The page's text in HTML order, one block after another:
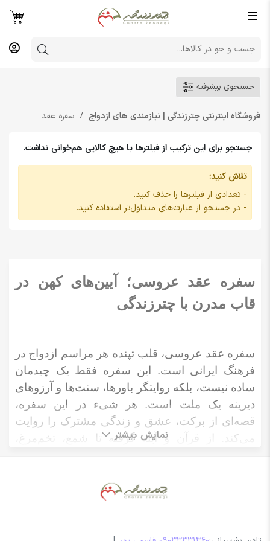
جستجوی پیشرفته
فروشگاه اینترنتی چترزندگی | نیازمندی های ازدواج سفره عقد
جستجو برای این ترکیب از فیلترها با هیچ کالایی هم‌خوانی نداشت.
تلاش کنید:
- تعدادی از فیلترها را حذف کنید.
- در جستجو از عبارت‌های متداول‌تر استفاده کنید.
سفره عقد عروسی؛ آیین‌های کهن در
قاب مدرن با چترزندگی
سفره عقد عروسی، قلب تپنده هر مراسم ازدواج در
فرهنگ ایرانی است. این سفره فقط یک چیدمان
ساده نیست، بلکه روایتگر باورها، سنت‌ها و آرزوهای
دیرینه یک ملت است. هر شیء در این سفره،
قصه‌ای از برکت، عشق و زندگی مشترک را روایت
می‌کند. از قرآن و آینه گرفته تا شمع، تخم‌مرغ،
خوش‌یمنی می‌بخشند. با این حال، بسیاری از زوج‌ها
نمایش بیشتر